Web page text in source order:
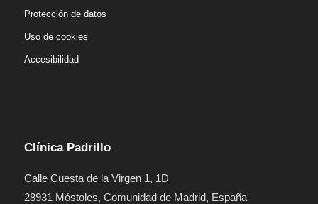
Protección de datos
Uso de cookies
Accesibilidad
Clínica Padrillo
Calle Cuesta de la Virgen 1, 1D
28931 Móstoles, Comunidad de Madrid, España